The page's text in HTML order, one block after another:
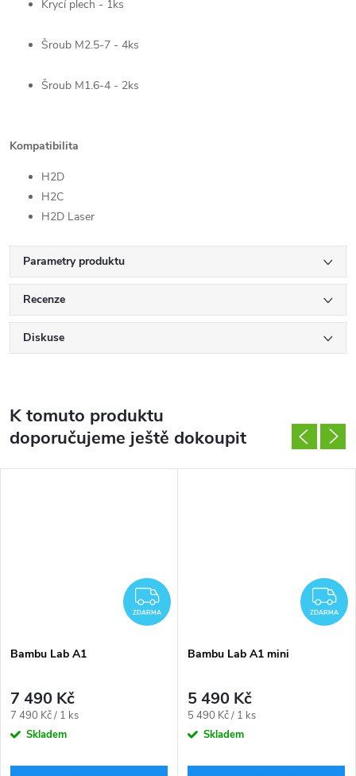
Krycí plech - 1ks
Šroub M2.5-7 - 4ks
Šroub M1.6-4 - 2ks
Kompatibilita
H2D
H2C
H2D Laser
Parametry produktu
Recenze
Diskuse
K tomuto produktu
doporučujeme ještě dokoupit
ZDARMA
ZDARMA
Bambu Lab A1
7 490 Kč
Měrná
cena:
7 490 Kč / 1 ks
Skladem
ZDARMA
Bambu Lab A1 mini
5 490 Kč
Měrná
cena:
5 490 Kč / 1 ks
Skladem